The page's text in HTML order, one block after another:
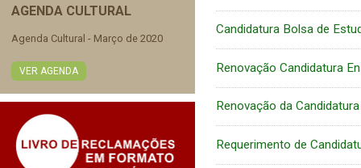
AGENDA CULTURAL
Agenda Cultural - Março de 2020
VER AGENDA
Candidatura Bolsa de
Renovação Candidatura
Renovação da
Requerimento de